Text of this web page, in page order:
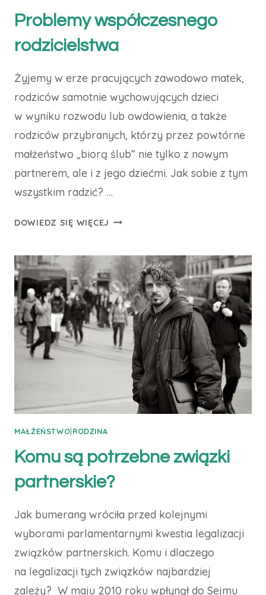
Problemy współczesnego
rodzicielstwa
Żyjemy w erze pracujących zawodowo matek,
rodziców samotnie wychowujących dzieci
w wyniku rozwodu lub owdowienia, a także
rodziców przybranych, którzy przez powtórne
małżeństwo „biorą ślub” nie tylko z nowym
partnerem, ale i z jego dziećmi. Jak sobie z tym
wszystkim radzić? …
DOWIEDZ SIĘ WIĘCEJ PROBLEMY
MAŁŻEŃSTWO|RODZINA
Komu są potrzebne związki
partnerskie?
Jak bumerang wróciła przed kolejnymi
wyborami parlamentarnymi kwestia legalizacji
związków partnerskich. Komu i dlaczego
na legalizacji tych związków najbardziej
zależy? W maju 2010 roku wpłynął do Sejmu